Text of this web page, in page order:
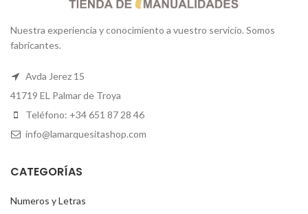
Nuestra experiencia y conocimiento a vuestro servicio. Somos
fabricantes.
Avda Jerez 15
41719 EL Palmar de Troya
Teléfono: +34 651 87 28 46
info@lamarquesitashop.com
CATEGORÍAS
Numeros y Letras